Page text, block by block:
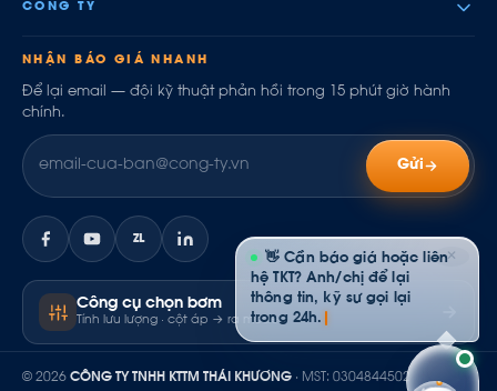
CÔNG TY
NHẬN BÁO GIÁ NHANH
Để lại email — đội kỹ thuật phản hồi trong 15 phút giờ hành
chính.
Gửi
ZL
Công cụ chọn bơm
Tính lưu lượng · cột áp → ra model
© 2026 CÔNG TY TNHH KTTM THÁI KHƯƠNG · MST: 0304844502
✕
👋 Cần báo giá hoặc liên
hệ TKT? Anh/chị để lại
thông tin, kỹ sư gọi lại
trong 24h.